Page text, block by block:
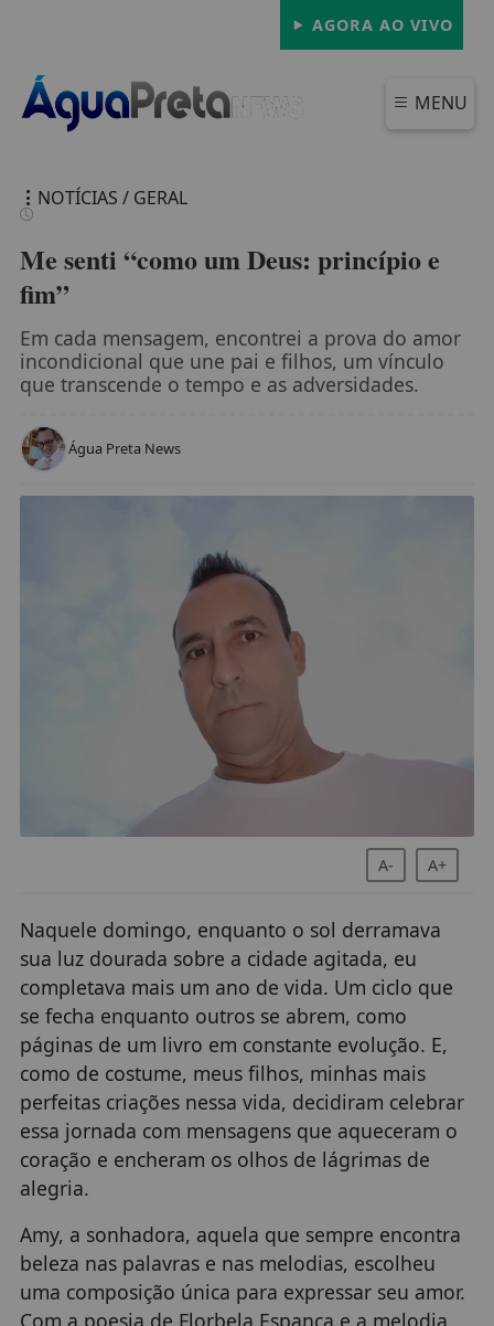
AGORA AO VIVO
MENU
FECHAR
NOTÍCIAS / GERAL
Me senti “como um Deus: princípio e
fim”
Em cada mensagem, encontrei a prova do amor
incondicional que une pai e filhos, um vínculo
que transcende o tempo e as adversidades.
Água Preta News
A- A+
Naquele domingo, enquanto o sol derramava
sua luz dourada sobre a cidade agitada, eu
completava mais um ano de vida. Um ciclo que
se fecha enquanto outros se abrem, como
páginas de um livro em constante evolução. E,
como de costume, meus filhos, minhas mais
perfeitas criações nessa vida, decidiram celebrar
essa jornada com mensagens que aqueceram o
coração e encheram os olhos de lágrimas de
alegria.
Amy, a sonhadora, aquela que sempre encontra
beleza nas palavras e nas melodias, escolheu
uma composição única para expressar seu amor.
Com a poesia de Florbela Espanca e a melodia